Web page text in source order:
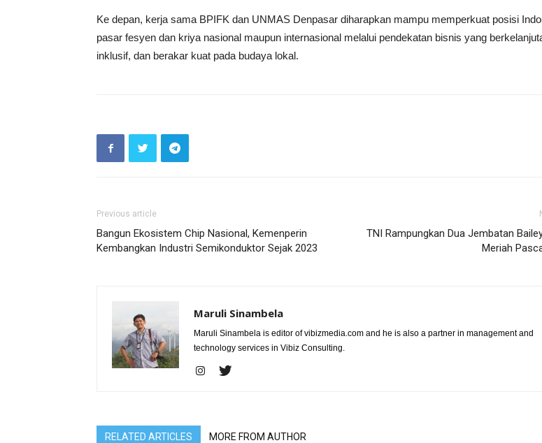
Ke depan, kerja sama BPIFK dan UNMAS Denpasar diharapkan mampu memperkuat posisi
pasar fesyen dan kriya nasional maupun internasional melalui pendekatan bisnis yang
inklusif, dan berakar kuat pada budaya lokal.
Previous article
Bangun Ekosistem Chip Nasional, Kemenperin
Kembangkan Industri Semikonduktor Sejak 2023
TNI Rampungkan Dua Jembatan
Meriah
Maruli Sinambela
Maruli Sinambela is editor of vibizmedia.com and he is also a partner in management and
technology services in Vibiz Consulting.
RELATED ARTICLES MORE FROM AUTHOR